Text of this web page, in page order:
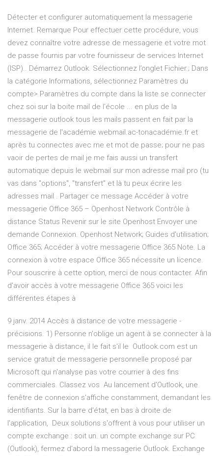
Détecter et configurer automatiquement la messagerie
Internet. Remarque Pour effectuer cette procédure, vous
devez connaître votre adresse de messagerie et votre mot
de passe fournis par votre fournisseur de services Internet
(ISP).. Démarrez Outlook. Sélectionnez l’onglet Fichier.; Dans
la catégorie Informations, sélectionnez Paramètres du
compte> Paramètres du compte dans la liste se connecter
chez soi sur la boite mail de l'école ... en plus de la
messagerie outlook tous les mails passent en fait par la
messagerie de l'académie webmail.ac-tonacadémie.fr et
après tu connectes avec rne et mot de passe; pour ne pas
vaoir de pertes de mail je me fais aussi un transfert
automatique depuis le webmail sur mon adresse mail pro (tu
vas dans "options", "transfert" et là tu peux écrire les
adresses mail . Partager ce message Accéder à votre
messagerie Office 365 – Openhost Network Contrôle à
distance Status Revenir sur le site Openhost Envoyer une
demande Connexion. Openhost Network; Guides d'utilisation;
Office 365; Accéder à votre messagerie Office 365 Note. La
connexion à votre espace Office 365 nécessite un licence.
Pour souscrire à cette option, merci de nous contacter. Afin
d'avoir accès à votre messagerie Office 365 voici les
différentes étapes à
9 janv. 2014 Accès à distance de votre messagerie -
précisions. 1) Personne n'oblige un agent à se connecter à la
messagerie à distance, il le fait s'il le Outlook.com est un
service gratuit de messagerie personnelle proposé par
Microsoft qui n'analyse pas votre courrier à des fins
commerciales. Classez vos Au lancement d'Outlook, une
fenêtre de connexion s'affiche constamment, demandant les
identifiants. Sur la barre d'état, en bas à droite de
l'application, Deux solutions s'offrent à vous pour utiliser un
compte exchange : soit un. un compte exchange sur PC
(Outlook), fermez d'abord la messagerie Outlook. Exchange